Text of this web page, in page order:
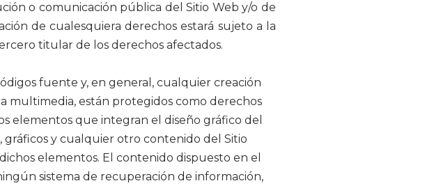
o comunicación pública del Sitio Web y/o de
de cualesquiera derechos estará sujeto a la
titular de los derechos afectados.
fuente y, en general, cualquier creación
multimedia, están protegidos como derechos
elementos que integran el diseño gráfico del
gráficos y cualquier otro contenido del Sitio
elementos. El contenido dispuesto en el
sistema de recuperación de información,